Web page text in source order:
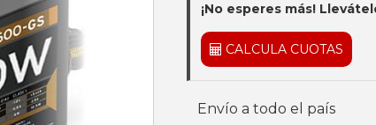
¡No esperes más!
CALCULA CUOTAS
Envío a todo el país